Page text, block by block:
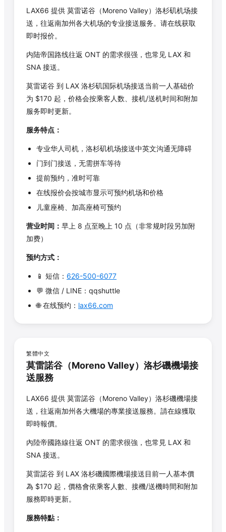
LAX66 提供 莫雷诺谷 （Moreno Valley）洛杉矶机场接
送，往返南加州各大机场的专业接送服务。请在线获取
即时报价。
内陆帝国路线往返 ONT 的需求很强，也常见 LAX 和
SNA 接送。
莫雷诺谷 到 LAX 洛杉矶国际机场接送当前一人基础价
为 $170 起，价格会按乘客人数、接机/送机时间和附加
服务即时更新。
服务特点：
专业华人司机，洛杉矶机场接送中英文沟通无障碍
门到门接送，无需拼车等待
提前预约，准时可靠
在线报价会按城市显示可预约机场和价格
儿童座椅、加高座椅可预约
营业时间： 早上 8 点至晚上 10 点（非常规时段另加附
加费）
预约方式：
📱 短信： 626-500-6077
💬 微信 / LINE：qqshuttle
🌐 在线预约： lax66.com
繁體中文
莫雷諾谷（Moreno Valley）洛杉磯機場接
送服務
LAX66 提供 莫雷諾谷 （Moreno Valley）洛杉磯機場接
送，往返南加州各大機場的專業接送服務。請在線獲取
即時報價。
內陸帝國路線往返 ONT 的需求很強，也常見 LAX 和
SNA 接送。
莫雷諾谷 到 LAX 洛杉磯國際機場接送目前一人基本價
為 $170 起，價格會依乘客人數、接機/送機時間和附加
服務即時更新。
服務特點：